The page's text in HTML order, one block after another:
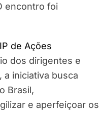
encontro foi
de Ações
dos dirigentes e
a iniciativa busca
Brasil,
e aperfeiçoar os